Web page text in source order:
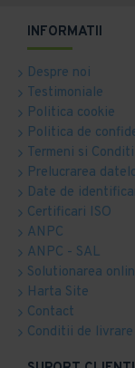
INFORMATII
Despre noi
Testimoniale
Politica cookie
Politica de
Termeni si
Prelucrarea
Date de
Certificari ISO
ANPC
ANPC - SAL
Solutionarea
Harta Site
Contact
Conditii de livrare